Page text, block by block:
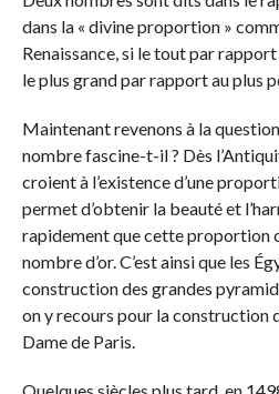
dans la « divine proportion »
Renaissance, si le tout par
le plus grand par rapport au plus
Maintenant revenons à la
nombre fascine-t-il ? Dès
croient à l’existence d’une
permet d’obtenir la beauté et
rapidement que cette proportion
nombre d’or. C’est ainsi que les
construction des grandes
on y recours pour la construction
Dame de Paris.